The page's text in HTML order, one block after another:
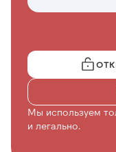
Мы используем
и легально.